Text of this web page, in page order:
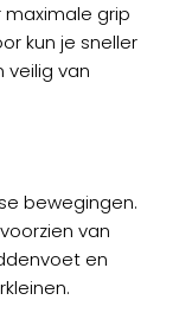
grip
kun je sneller
van
bewegingen.
voorzien van
en